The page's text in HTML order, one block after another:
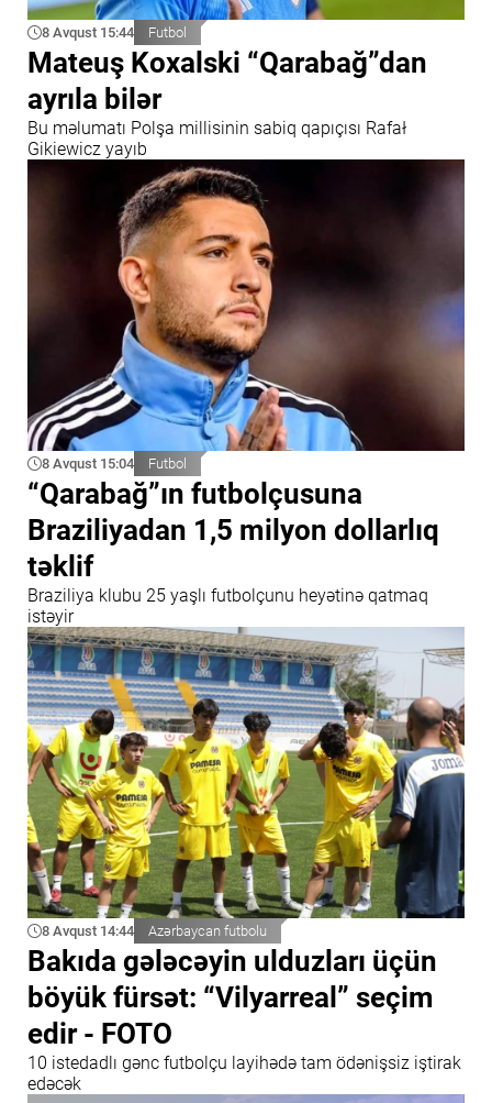
8 Avqust 15:44 Futbol
Mateuş Koxalski “Qarabağ”dan
ayrıla bilər
Bu məlumatı Polşa millisinin sabiq qapıçısı Rafał
Gikiewicz yayıb
8 Avqust 15:04 Futbol
“Qarabağ”ın futbolçusuna
Braziliyadan 1,5 milyon dollarlıq
təklif
Braziliya klubu 25 yaşlı futbolçunu heyətinə qatmaq
istəyir
8 Avqust 14:44 Azərbaycan futbolu
Bakıda gələcəyin ulduzları üçün
böyük fürsət: “Vilyarreal” seçim
edir - FOTO
10 istedadlı gənc futbolçu layihədə tam ödənişsiz iştirak
edəcək